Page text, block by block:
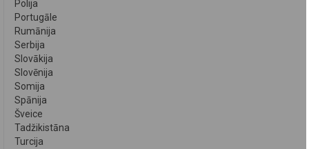
Polija
Portugāle
Rumānija
Serbija
Slovākija
Slovēnija
Somija
Spānija
Šveice
Tadžikistāna
Turcija